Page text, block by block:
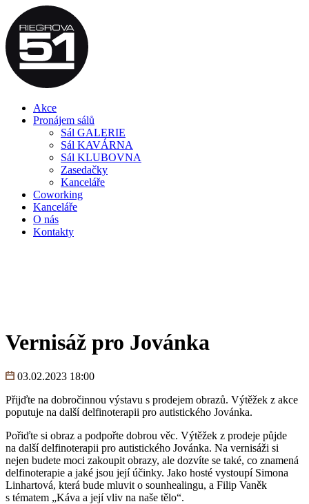
Akce
Pronájem sálů
Sál GALERIE
Sál KAVÁRNA
Sál KLUBOVNA
Zasedačky
Kanceláře
Coworking
Kanceláře
O nás
Kontakty
Vernisáž pro Jovánka
03.02.2023 18:00
Přijďte na dobročinnou výstavu s prodejem obrazů. Výtěžek z akce
poputuje na další delfinoterapii pro autistického Jovánka.
Pořiďte si obraz a podpořte dobrou věc. Výtěžek z prodeje půjde
na další delfinoterapii pro autistického Jovánka. Na vernisáži si
nejen budete moci zakoupit obrazy, ale dozvíte se také, co znamená
delfinoterapie a jaké jsou její účinky. Jako hosté vystoupí Simona
Linhartová, která bude mluvit o sounhealingu, a Filip Vaněk
s tématem „Káva a její vliv na naše tělo“.